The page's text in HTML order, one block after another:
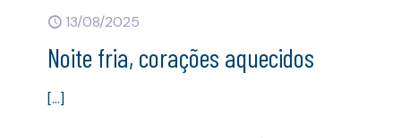
13/08/2025
Noite fria, corações aquecidos
[…]